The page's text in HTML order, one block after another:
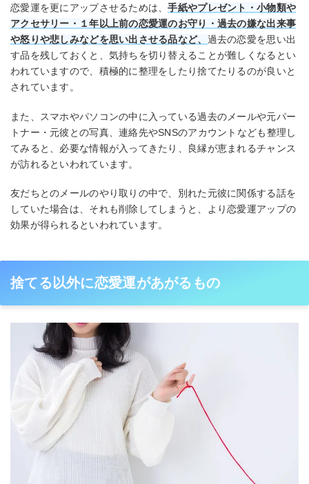
恋愛運を更にアップさせるためは、手紙やプレゼント・小物類や
アクセサリー・１年以上前の恋愛運のお守り・過去の嫌な出来事
や怒りや悲しみなどを思い出させる品など、 過去の恋愛を思い出
す品を残しておくと、気持ちを切り替えることが難しくなるとい
われていますので、積極的に整理をしたり捨てたりるのが良いと
されています。
また、スマホやパソコンの中に入っている過去のメールや元パー
トナー・元彼との写真、連絡先やSNSのアカウントなども整理し
てみると、必要な情報が入ってきたり、良縁が恵まれるチャンス
が訪れるといわれています。
友だちとのメールのやり取りの中で、別れた元彼に関係する話を
していた場合は、それも削除してしまうと、より恋愛運アップの
効果が得られるといわれています。
捨てる以外に恋愛運があがるもの